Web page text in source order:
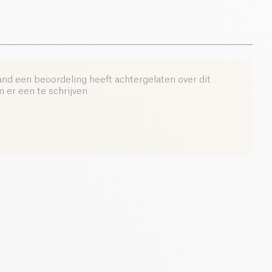
een beoordeling heeft achtergelaten over dit
er een te schrijven.